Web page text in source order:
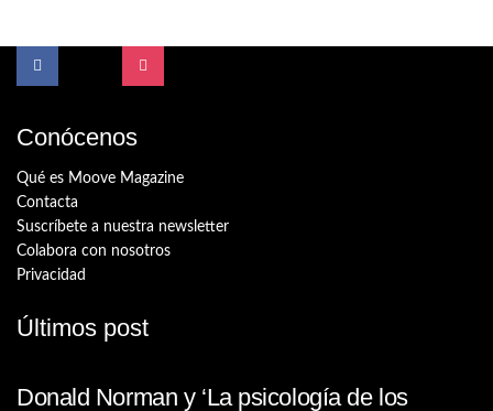
Conócenos
Qué es Moove Magazine
Contacta
Suscríbete a nuestra newsletter
Colabora con nosotros
Privacidad
Últimos post
Donald Norman y ‘La psicología de los